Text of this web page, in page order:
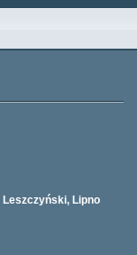
Leszczyński, Lipno